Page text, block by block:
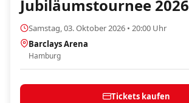
Jubiläumstournee 2026
Samstag, 03. Oktober 2026 • 20:00 Uhr
Barclays Arena
Hamburg
Tickets kaufen